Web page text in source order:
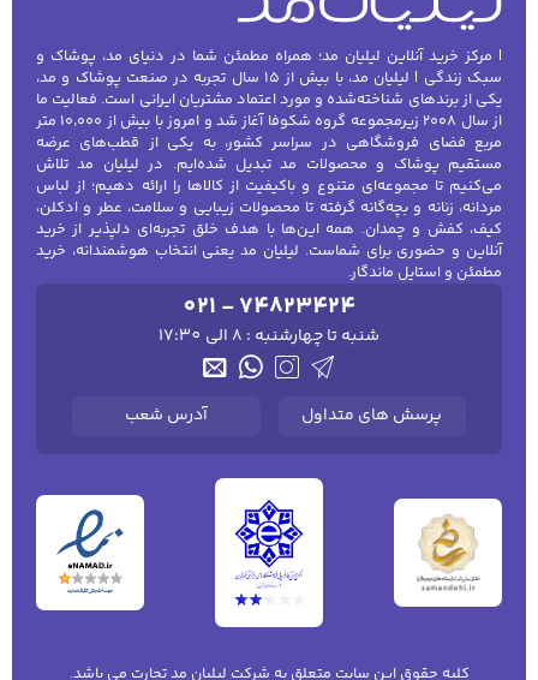
| مرکز خرید آنلاین لیلیان مد؛ همراه مطمئن شما در دنیای مد، پوشاک و
سبک زندگی | لیلیان مد، با بیش از ۱۵ سال تجربه در صنعت پوشاک و مد،
یکی از برندهای شناخته‌شده و مورد اعتماد مشتریان ایرانی است. فعالیت ما
از سال ۲۰۰۸ زیرمجموعه گروه شکوفا آغاز شد و امروز با بیش از ۱۰٬۰۰۰ متر
مربع فضای فروشگاهی در سراسر کشور، به یکی از قطب‌های عرضه
مستقیم پوشاک و محصولات مد تبدیل شده‌ایم. در لیلیان مد تلاش
می‌کنیم تا مجموعه‌ای متنوع و باکیفیت از کالاها را ارائه دهیم؛ از لباس
مردانه، زنانه و بچه‌گانه گرفته تا محصولات زیبایی و سلامت، عطر و ادکلن،
کیف، کفش و چمدان. همه این‌ها با هدف خلق تجربه‌ای دلپذیر از خرید
آنلاین و حضوری برای شماست. لیلیان مد یعنی انتخاب هوشمندانه، خرید
مطمئن و استایل ماندگار.
021 - 74823424
شنبه تا چهارشنبه : 8 الی 17:30
پرسش های متداول آدرس شعب
کلیه حقوق این سایت متعلق به شرکت لیلیان مد تجارت می باشد.